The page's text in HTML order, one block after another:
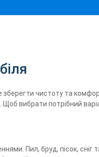
чистоту та
вибрати потрібний
Пил, бруд, пісок,